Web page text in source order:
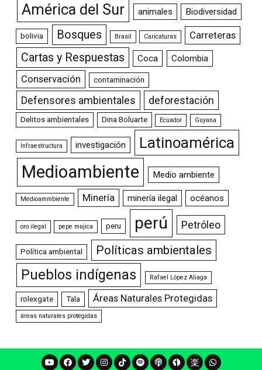
América del Sur animales Biodiversidad
bolivia Bosques Brasil Caricaturas Carreteras
Cartas y Respuestas Coca Colombia
Conservación contaminación
Defensores ambientales deforestación
Delitos ambientales Dina Boluarte Ecuador Guyana
Infraestructura investigación Latinoamérica
Medioambiente Medio ambiente
Medioammbiente Minería minería ilegal océanos
oro ilegal pepe mujica peru perú Petróleo
Política ambiental Políticas ambientales
Pueblos indígenas Rafael López Aliaga
rolexgate Tala Áreas Naturales Protegidas
áreas naturales protegidas